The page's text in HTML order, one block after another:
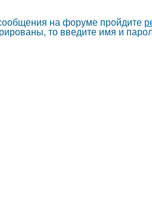
на форуме пройдите
то введите имя и